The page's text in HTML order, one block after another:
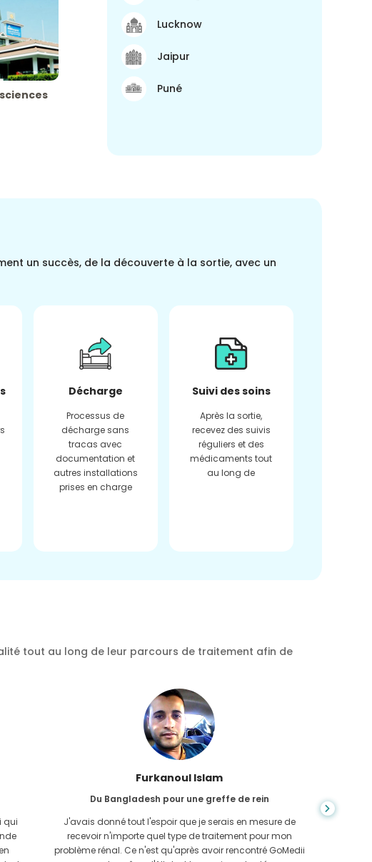
Lucknow
Jaipur
Puné
un succès, de la découverte à la sortie, avec un
Décharge
Processus de
décharge sans
tracas avec
documentation et
autres installations
prises en charge
Suivi des soins
Après la sortie,
recevez des suivis
réguliers et des
médicaments tout
au long de
tout au long de leur parcours de traitement afin de
Chea Sarath
Du Cambodge pour CKD
L'IRC est une maladie qui dure toute la vie et qui s'aggrave.
J'en ai souffert pendant longtemps et finalement GoMedii
et l'un de leurs partenaires au Cambodge m'ont aidé à